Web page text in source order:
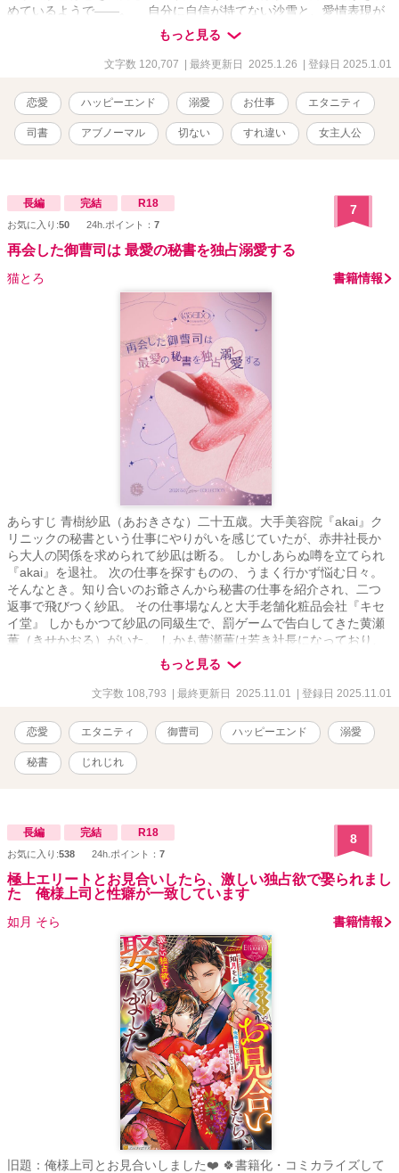
めているようで――。 自分に自信が持てない沙雪と、愛情表現が
下手で恋に臆病な颯のすれ違いラブストーリー。
もっと見る
文字数 120,707 | 最終更新日 2025.1.26 | 登録日 2025.1.01
恋愛 ハッピーエンド 溺愛 お仕事 エタニティ
司書 アブノーマル 切ない すれ違い 女主人公
長編 完結 R18
お気に入り:50 24h.ポイント： 7
7
再会した御曹司は 最愛の秘書を独占溺愛する
猫とろ 書籍情報
あらすじ 青樹紗凪（あおきさな）二十五歳。大手美容院『akai』ク
リニックの秘書という仕事にやりがいを感じていたが、赤井社長か
ら大人の関係を求められて紗凪は断る。 しかしあらぬ噂を立てられ
『akai』を退社。 次の仕事を探すものの、うまく行かず悩む日々。
そんなとき。知り合いのお爺さんから秘書の仕事を紹介され、二つ
返事で飛びつく紗凪。 その仕事場なんと大手老舗化粧品会社『キセ
イ堂』 しかもかつて紗凪の同級生で、罰ゲームで告白してきた黄瀬
薫（きせかおる）がいた。 しかも黄瀬薫は若き社長になっており、
その黄瀬社長の秘書に紗凪は再就職することになった。 お互いの過
去は触れず、ビジネスライクに勤める紗凪だが、黄瀬社長は紗凪を
忘れてないようで！？ 社長×秘書×お仕事も頑張る✨ 溺愛じれじれ
もっと見る
文字数 108,793 | 最終更新日 2025.11.01 | 登録日 2025.11.01
恋愛 エタニティ 御曹司 ハッピーエンド 溺愛
秘書 じれじれ
長編 完結 R18
お気に入り:538 24h.ポイント： 7
8
極上エリートとお見合いしたら、激しい独占欲で娶られまし
た 俺様上司と性癖が一致しています
如月 そら 書籍情報
旧題：俺様上司とお見合いしました❤️ 🍀書籍化・コミカライズして